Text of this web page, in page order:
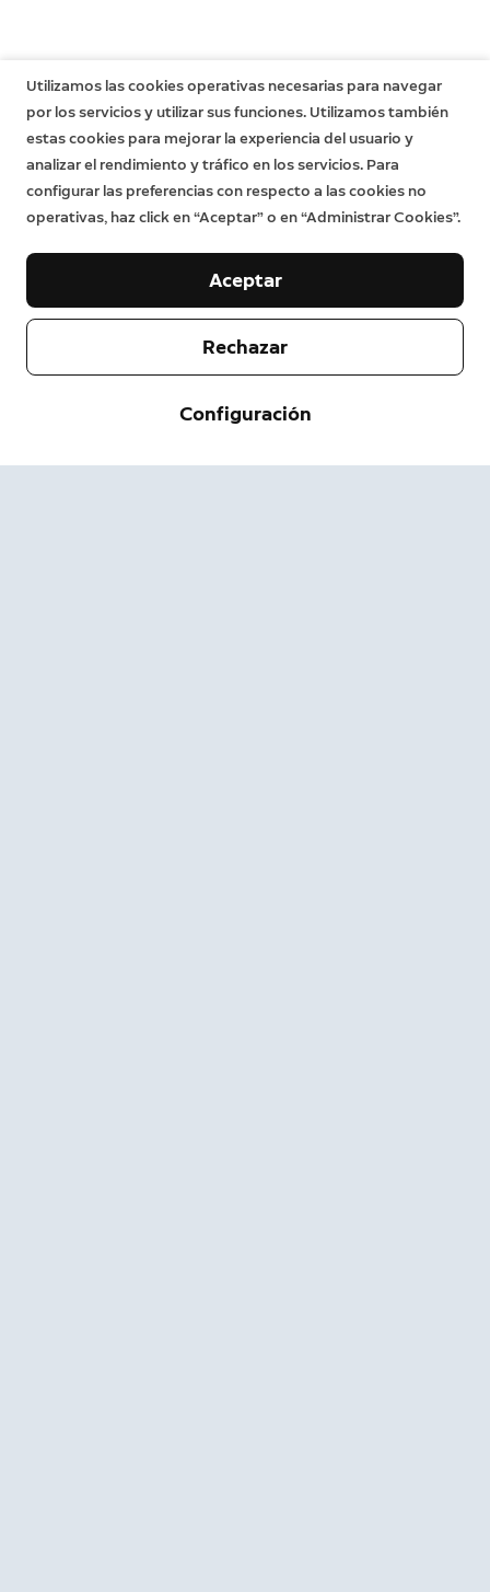
Prensa
Servicio de asistencia
Utilizamos las cookies operativas necesarias para navegar
por los servicios y utilizar sus funciones. Utilizamos también
estas cookies para mejorar la experiencia del usuario y
analizar el rendimiento y tráfico en los servicios. Para
configurar las preferencias con respecto a las cookies no
operativas, haz click en “Aceptar” o en “Administrar Cookies”.
Configuración
Rechazar
Aceptar